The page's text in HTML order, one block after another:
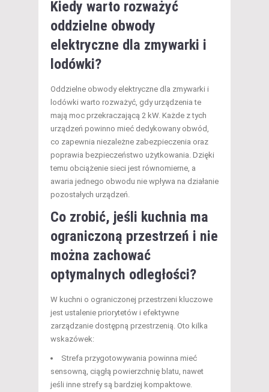
Kiedy warto rozważyć
oddzielne obwody
elektryczne dla zmywarki i
lodówki?
Oddzielne obwody elektryczne dla zmywarki i
lodówki warto rozważyć, gdy urządzenia te
mają moc przekraczającą 2 kW. Każde z tych
urządzeń powinno mieć dedykowany obwód,
co zapewnia niezależne zabezpieczenia oraz
poprawia bezpieczeństwo użytkowania. Dzięki
temu obciążenie sieci jest równomierne, a
awaria jednego obwodu nie wpływa na działanie
pozostałych urządzeń.
Co zrobić, jeśli kuchnia ma
ograniczoną przestrzeń i nie
można zachować
optymalnych odległości?
W kuchni o ograniczonej przestrzeni kluczowe
jest ustalenie priorytetów i efektywne
zarządzanie dostępną przestrzenią. Oto kilka
wskazówek:
Strefa przygotowywania powinna mieć
sensowną, ciągłą powierzchnię blatu, nawet
jeśli inne strefy są bardziej kompaktowe.